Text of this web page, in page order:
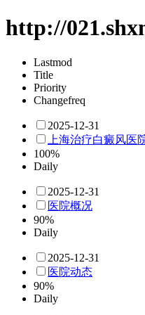
http://
Lastmod
Title
Priority
Changefreq
2025-12-31
上海治疗白癜风医
100%
Daily
2025-12-31
医院概况
90%
Daily
2025-12-31
医院动态
90%
Daily